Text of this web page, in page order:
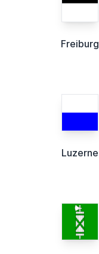
Freiburg
Luzerne